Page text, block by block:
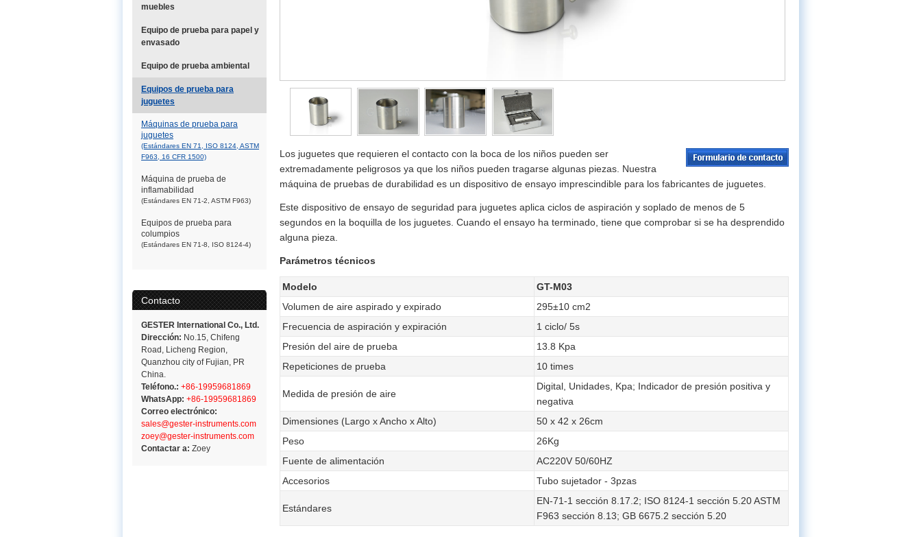
muebles
Equipo de prueba para papel y
envasado
Equipo de prueba ambiental
Equipos de prueba para
juguetes
Máquinas de prueba para
juguetes
(Estándares EN 71, ISO 8124, ASTM
F963, 16 CFR 1500)
Máquina de prueba de
inflamabilidad
(Estándares EN 71-2, ASTM F963)
Equipos de prueba para
columpios
(Estándares EN 71-8, ISO 8124-4)
Contacto
GESTER International Co., Ltd.
Dirección: No.15, Chifeng
Road, Licheng Region,
Quanzhou city of Fujian, PR
China.
Teléfono.: +86-19959681869
WhatsApp: +86-19959681869
Correo electrónico:
sales@gester-instruments.com
zoey@gester-instruments.com
Contactar a: Zoey
Los juguetes que requieren el contacto con la boca de los niños pueden ser
extremadamente peligrosos ya que los niños pueden tragarse algunas piezas. Nuestra
máquina de pruebas de durabilidad es un dispositivo de ensayo imprescindible para los fabricantes de juguetes.
Este dispositivo de ensayo de seguridad para juguetes aplica ciclos de aspiración y soplado de menos de 5
segundos en la boquilla de los juguetes. Cuando el ensayo ha terminado, tiene que comprobar si se ha desprendido
alguna pieza.
Parámetros técnicos
Modelo
GT-M03
Volumen de aire aspirado y expirado
295±10 cm2
Frecuencia de aspiración y expiración
1 ciclo/ 5s
Presión del aire de prueba
13.8 Kpa
Repeticiones de prueba
10 times
Medida de presión de aire
Digital, Unidades, Kpa; Indicador de presión positiva y
negativa
Dimensiones (Largo x Ancho x Alto)
50 x 42 x 26cm
Peso
26Kg
Fuente de alimentación
AC220V 50/60HZ
Accesorios
Tubo sujetador - 3pzas
Estándares
EN-71-1 sección 8.17.2; ISO 8124-1 sección 5.20 ASTM
F963 sección 8.13; GB 6675.2 sección 5.20